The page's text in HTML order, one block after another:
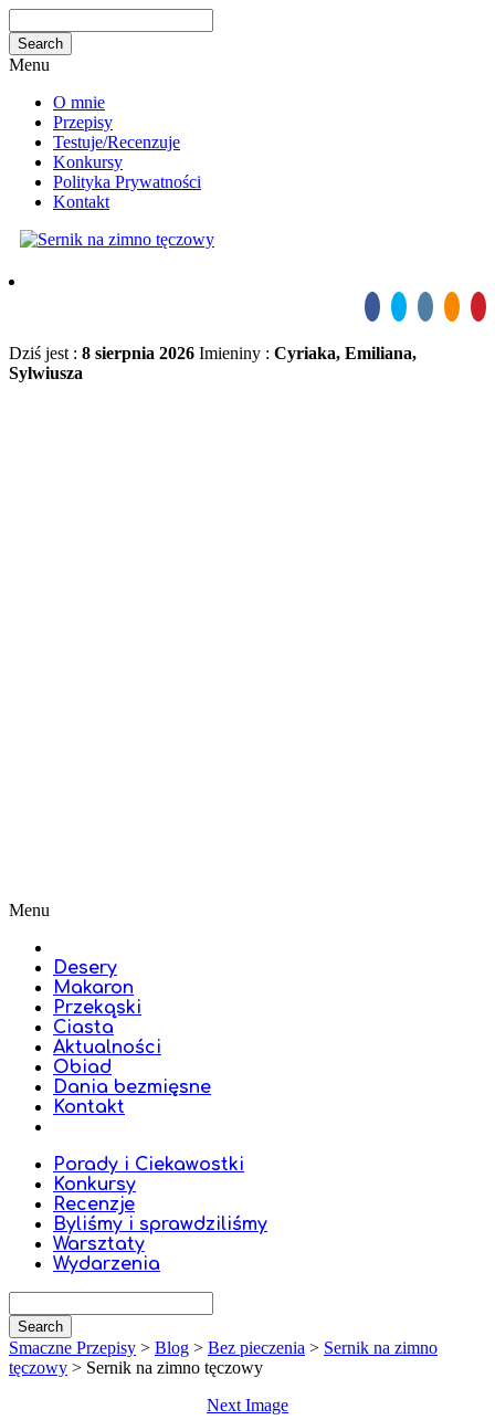
Menu
O mnie
Przepisy
Testuje/Recenzuje
Konkursy
Polityka Prywatności
Kontakt
Dziś jest : 8 sierpnia 2026 Imieniny : Cyriaka, Emiliana,
Sylwiusza
Menu
Desery
Makaron
Przekąski
Ciasta
Aktualności
Obiad
Dania bezmięsne
Kontakt
Porady i Ciekawostki
Konkursy
Recenzje
Byliśmy i sprawdziliśmy
Warsztaty
Wydarzenia
Smaczne Przepisy > Blog > Bez pieczenia > Sernik na zimno
tęczowy > Sernik na zimno tęczowy
Next Image